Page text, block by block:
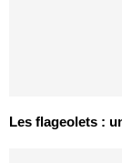
Les flageolets :